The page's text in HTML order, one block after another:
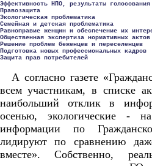
Эффективность НПО, результаты
Правозащита 						369 	13,2 %
Экологическая проблематика 				747 	26,8 %
Семейная и детская проблематика 			176 	6,3 %
Равноправие женщин и обеспечение их интересов 		121
Общественная экспертиза нормативных актов 		388 	13,9
Решение проблем беженцев и переселенцев 		623 	22,3 %
Подготовка новых профессиональных кадров 		166 	6,0 %
А согласно газете
всем участникам, в списке
наибольший отклик в
осенью, экологические -
информации по
лидируют по сравнению
вместе». Собственно,